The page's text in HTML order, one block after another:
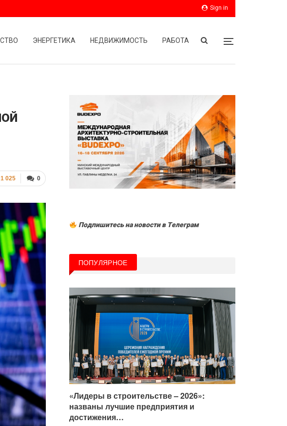
Sign in
ЭНЕРГЕТИКА НЕДВИЖИМОСТЬ РАБОТА
0
1 025
Подпишитесь на новости в Tелеграм
ПОПУЛЯРНОЕ
«Лидеры в строительстве – 2026»:
названы лучшие предприятия и
достижения…